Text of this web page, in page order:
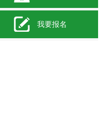
我要报名